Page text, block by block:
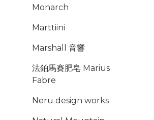
Monarch
Marttiini
Marshall 音響
法鉑馬賽肥皂 Marius
Fabre
Neru design works